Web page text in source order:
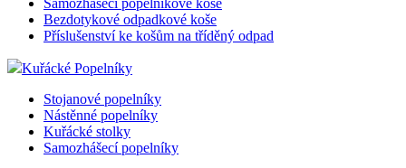
Samozhášecí popelníkové koše
Bezdotykové odpadkové koše
Příslušenství ke košům na tříděný odpad
Kuřácké Popelníky
Stojanové popelníky
Nástěnné popelníky
Kuřácké stolky
Samozhášecí popelníky